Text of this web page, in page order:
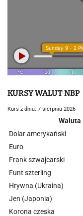
KURSY WALUT NBP
Kurs z dnia: 7 sierpnia 2026
Waluta
Dolar amerykański
Euro
Frank szwajcarski
Funt szterling
Hrywna (Ukraina)
Jen (Japonia)
Korona czeska